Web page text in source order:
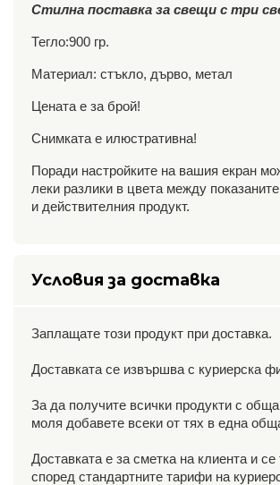
Стилна поставка за свещи с три
Тегло:900 гр.
Материал: стъкло, дърво, метал
Цената е за брой!
Снимката е илюстративна!
Поради настройките на вашия екран
леки разлики в цвета между
и действителния продукт.
Условия за доставка
Заплащате този продукт при доставка.
Доставката се извършва с куриерска
За да получите всички продукти с
моля добавете всеки от тях в една
Доставката е за сметка на клиента и се
според стандартните тарифи на